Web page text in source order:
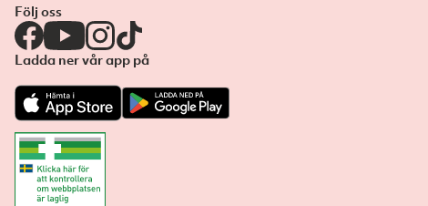
Följ oss
Ladda ner vår app på